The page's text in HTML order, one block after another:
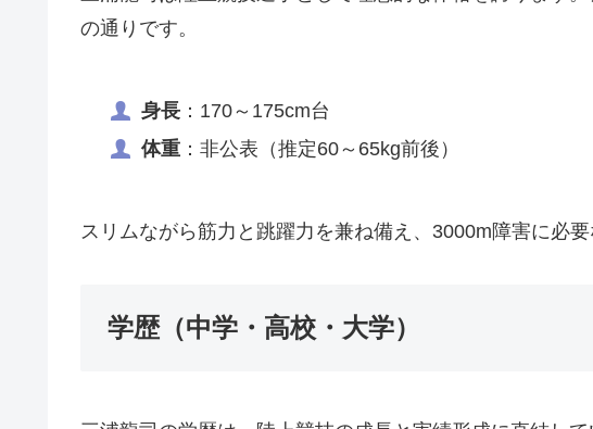
の通りです。
身長 ：170～175cm台
体重 ：非公表（推定60～65kg前後）
スリムながら筋力と跳躍力を兼ね備え、3000m障害に必
学歴（中学・高校・大学）